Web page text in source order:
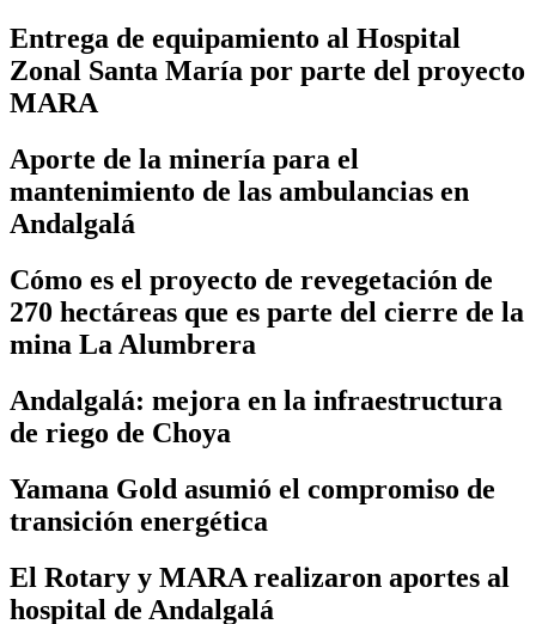
Entrega de equipamiento al Hospital
Zonal Santa María por parte del proyecto
MARA
Aporte de la minería para el
mantenimiento de las ambulancias en
Andalgalá
Cómo es el proyecto de revegetación de
270 hectáreas que es parte del cierre de la
mina La Alumbrera
Andalgalá: mejora en la infraestructura
de riego de Choya
Yamana Gold asumió el compromiso de
transición energética
El Rotary y MARA realizaron aportes al
hospital de Andalgalá